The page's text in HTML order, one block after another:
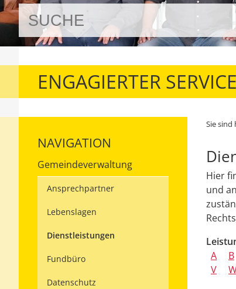
ENGAGIERTER SERVICE
NAVIGATION
Gemeindeverwaltung
Ansprechpartner
Lebenslagen
Dienstleistungen
Fundbüro
Datenschutz
Sie sind
Hier
und
A
B
V